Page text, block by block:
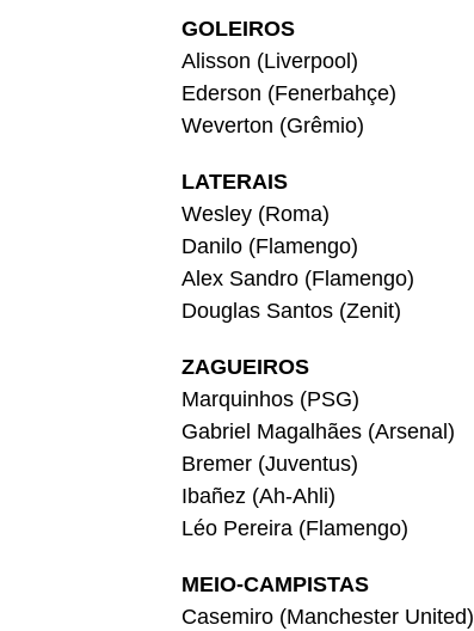
GOLEIROS
Alisson (Liverpool)
Ederson (Fenerbahçe)
Weverton (Grêmio)
LATERAIS
Wesley (Roma)
Danilo (Flamengo)
Alex Sandro (Flamengo)
Douglas Santos (Zenit)
ZAGUEIROS
Marquinhos (PSG)
Gabriel Magalhães (Arsenal)
Bremer (Juventus)
Ibañez (Ah-Ahli)
Léo Pereira (Flamengo)
MEIO-CAMPISTAS
Casemiro (Manchester United)